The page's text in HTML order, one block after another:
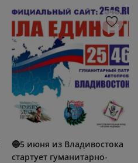
🔵5 июня из Владивостока
стартует гуманитарно-